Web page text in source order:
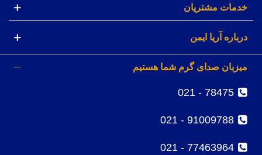
خدمات مشتریان
درباره آریا ایمن
میزبان صدای گرم شما هستیم
78475 - 021
91009788 - 021
77463964 - 021